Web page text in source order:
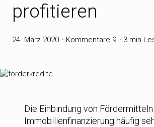
profitieren
24. März 2020 Kommentare 9 3 min
Die Einbindung von
Immobilienfinanzierung häufig